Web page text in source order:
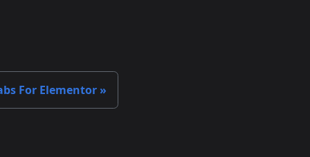
For Elementor